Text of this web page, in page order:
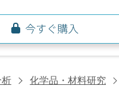
化学品・材料研究